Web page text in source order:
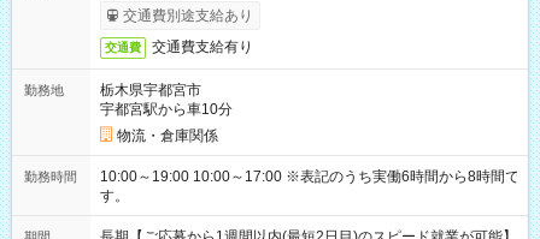
交通費別途支給あり
交通費 交通費支給有り
勤務地
栃木県宇都宮市
宇都宮駅から車10分
物流・倉庫関係
勤務時間
10:00～19:00 10:00～17:00 ※表記のうち実働6時間から8時間で
す。